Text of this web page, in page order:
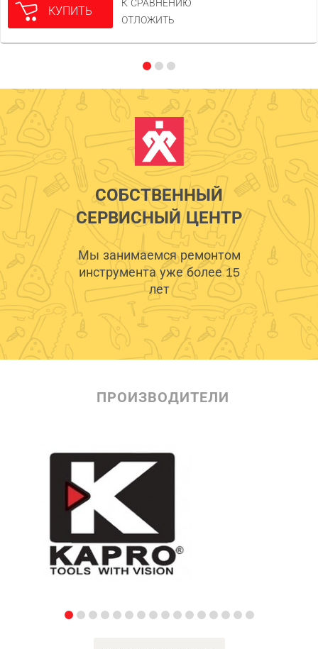
КУПИТЬ
К СРАВНЕНИЮ
ОТЛОЖИТЬ
СОБСТВЕННЫЙ
СЕРВИСНЫЙ ЦЕНТР
Мы занимаемся ремонтом
инструмента уже более 15
лет
ПРОИЗВОДИТЕЛИ